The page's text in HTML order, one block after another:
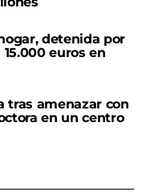
detenida por
euros en
tras amenazar con
en un centro